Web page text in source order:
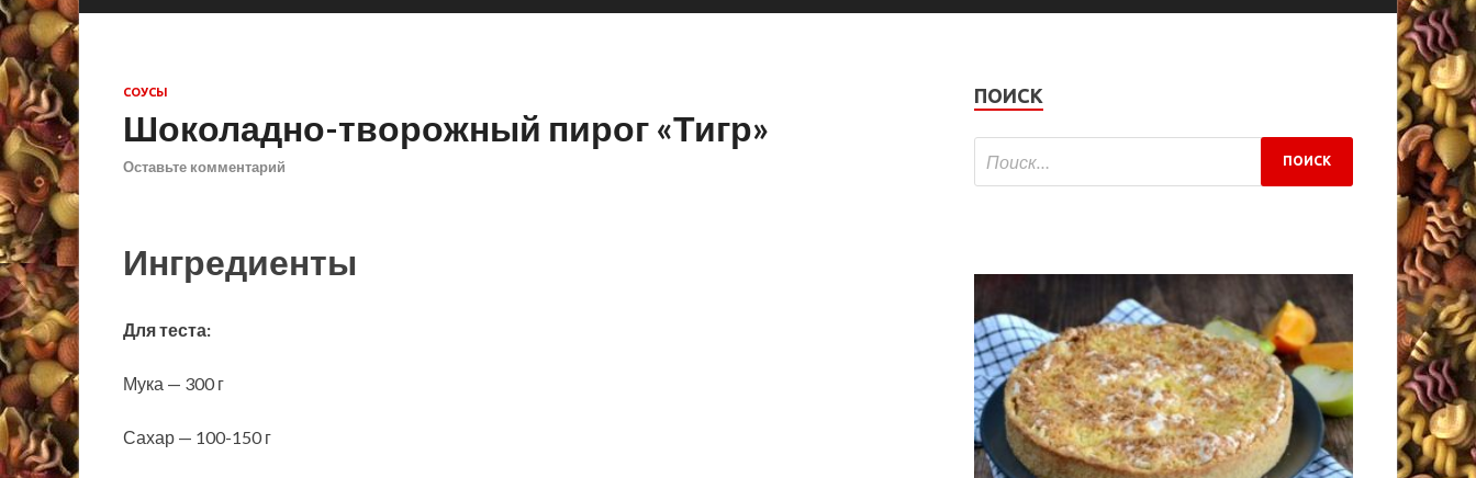
СОУСЫ
Шоколадно-творожный пирог «Тигр»
Оставьте комментарий
Ингредиенты
Для теста:
Мука — 300 г
Сахар — 100-150 г
ПОИСК